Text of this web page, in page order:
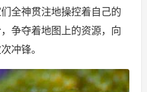
全神贯注地操控着自己的
争夺着地图上的资源，向
冲锋。